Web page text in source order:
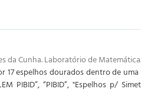
da Cunha. Laboratório de Matemática.
17 espelhos dourados dentro de
PIBID”, “PIBID”, "Espelhos p/